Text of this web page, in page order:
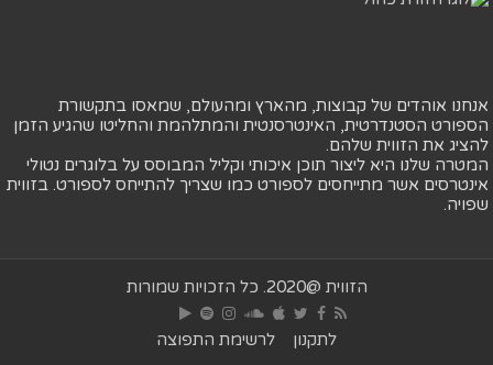
אנחנו אוהדים של קבוצות, מהארץ ומהעולם, שמאסו בתקשורת
הספורט הסטנדרטית, האינטרסנטית והמתלהמת והחליטו שהגיע הזמן
להציג את הזווית שלהם.
המטרה שלנו היא ליצור תוכן איכותי וקליל המבוסס על בלוגרים נטולי
אינטרסים אשר מתייחסים לספורט כמו שצריך להתייחס לספורט. בזווית
שפויה.
הזווית @2020. כל הזכויות שמורות
לתקנון לרשימת התפוצה